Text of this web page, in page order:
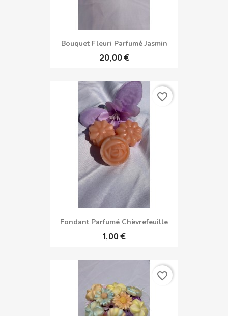
Bouquet Fleuri Parfumé Jasmin
20,00 €
Fondant Parfumé Chèvrefeuille
1,00 €
favorite_border
favorite_border